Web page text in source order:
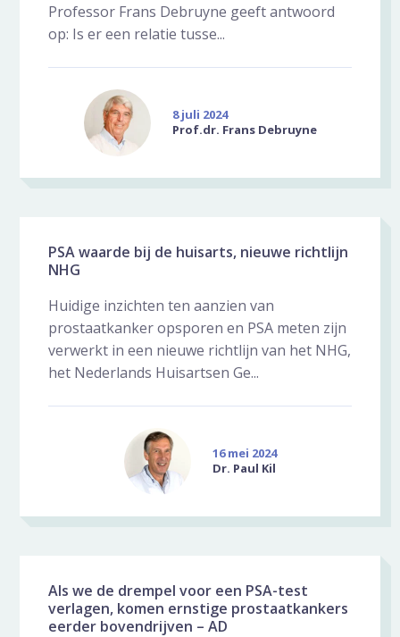
Professor Frans Debruyne geeft antwoord
op: Is er een relatie tusse...
8 juli 2024
Prof.dr. Frans Debruyne
PSA waarde bij de huisarts, nieuwe richtlijn
NHG
Huidige inzichten ten aanzien van
prostaatkanker opsporen en PSA meten zijn
verwerkt in een nieuwe richtlijn van het NHG,
het Nederlands Huisartsen Ge...
16 mei 2024
Dr. Paul Kil
Als we de drempel voor een PSA-test
verlagen, komen ernstige prostaatkankers
eerder bovendrijven – AD